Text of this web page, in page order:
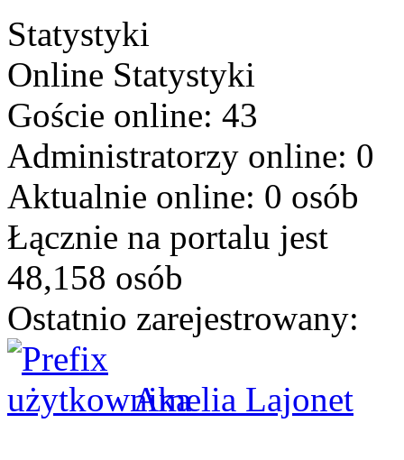
Statystyki
Online Statystyki
Goście online: 43
Administratorzy online: 0
Aktualnie online: 0 osób
Łącznie na portalu jest
48,158 osób
Ostatnio zarejestrowany:
Amelia Lajonet